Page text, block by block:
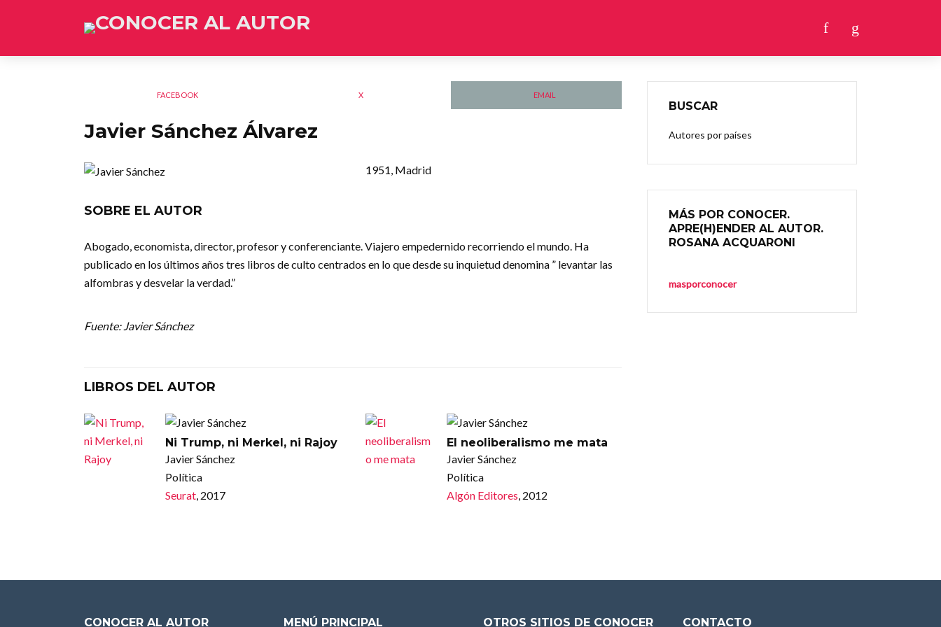
FACEBOOK X EMAIL
Javier Sánchez Álvarez
1951, Madrid
SOBRE EL AUTOR
Abogado, economista, director, profesor y conferenciante. Viajero empedernido recorriendo el mundo. Ha
publicado en los últimos años tres libros de culto centrados en lo que desde su inquietud denomina ” levantar las
alfombras y desvelar la verdad.”
Fuente: Javier Sánchez
LIBROS DEL AUTOR
Ni Trump, ni Merkel, ni Rajoy
Javier Sánchez
Política
Seurat, 2017
El neoliberalismo me mata
Javier Sánchez
Política
Algón Editores, 2012
BUSCAR
Autores por países
MÁS POR CONOCER.
APRE(H)ENDER AL AUTOR.
ROSANA ACQUARONI
masporconocer
CONOCER AL AUTOR MENÚ PRINCIPAL OTROS SITIOS DE CONOCER CONTACTO